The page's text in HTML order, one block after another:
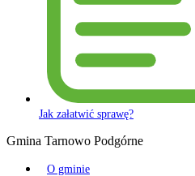
Jak załatwić sprawę?
Gmina Tarnowo Podgórne
O gminie